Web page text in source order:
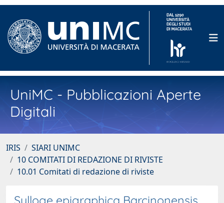
UniMC - Pubblicazioni Aperte
Digitali
IRIS
SIARI UNIMC
10 COMITATI DI REDAZIONE DI RIVISTE
10.01 Comitati di redazione di riviste